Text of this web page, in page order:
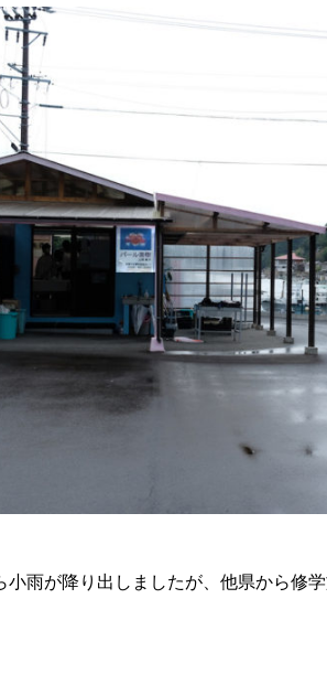
小雨が降り出しましたが、他県から修